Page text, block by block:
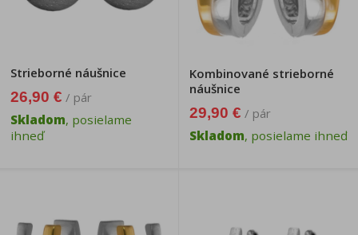
Strieborné náušnice
26,90 € / pár
Skladom, posielame
ihneď
Kombinované strieborné
náušnice
29,90 € / pár
Skladom, posielame ihneď